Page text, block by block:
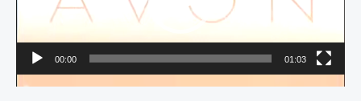
00:00 01:03